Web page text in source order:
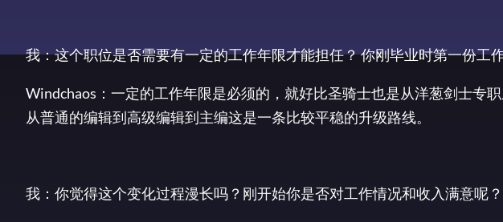
我：这个职位是否需要有一定的工作年限才能担任？ 你刚毕业时第一份工
Windchaos：一定的工作年限是必须的，就好比圣骑士也是从洋葱剑士专
从普通的编辑到高级编辑到主编这是一条比较平稳的升级路线。
我：你觉得这个变化过程漫长吗？刚开始你是否对工作情况和收入满意呢？